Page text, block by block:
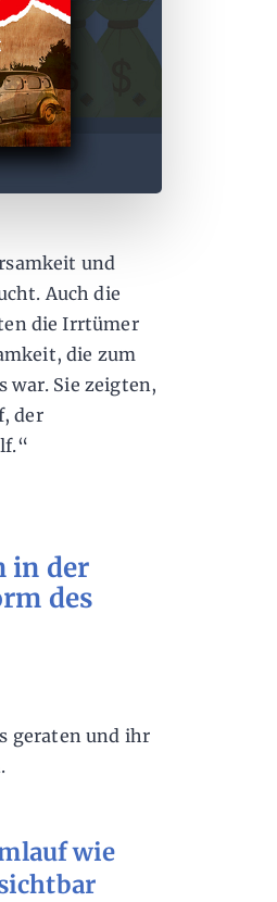
und
Auch die
die Irrtümer
die zum
war. Sie zeigten,
der
in der
des
geraten und ihr
wie